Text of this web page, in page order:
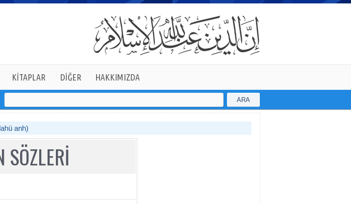
KİTAPLAR DİĞER HAKKIMIZDA
verebilirsiniz ARA
anh)
SÖZLERİ